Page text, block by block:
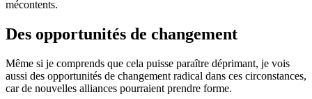
mécontents.
Des opportunités de changement
Même si je comprends que cela puisse paraître déprimant, je vois
aussi des opportunités de changement radical dans ces circonstances,
car de nouvelles alliances pourraient prendre forme.